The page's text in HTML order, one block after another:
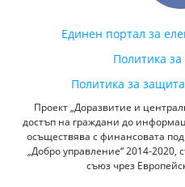
Единен портал за
Политика
Политика за
Проект „Доразвитие и
достъп на граждани до
осъществява с финансовата
„Добро управление“ 2014-
съюз чрез